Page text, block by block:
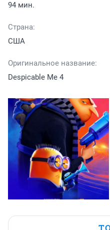
94 мин.
Страна:
США
Оригинальное название:
Despicable Me 4